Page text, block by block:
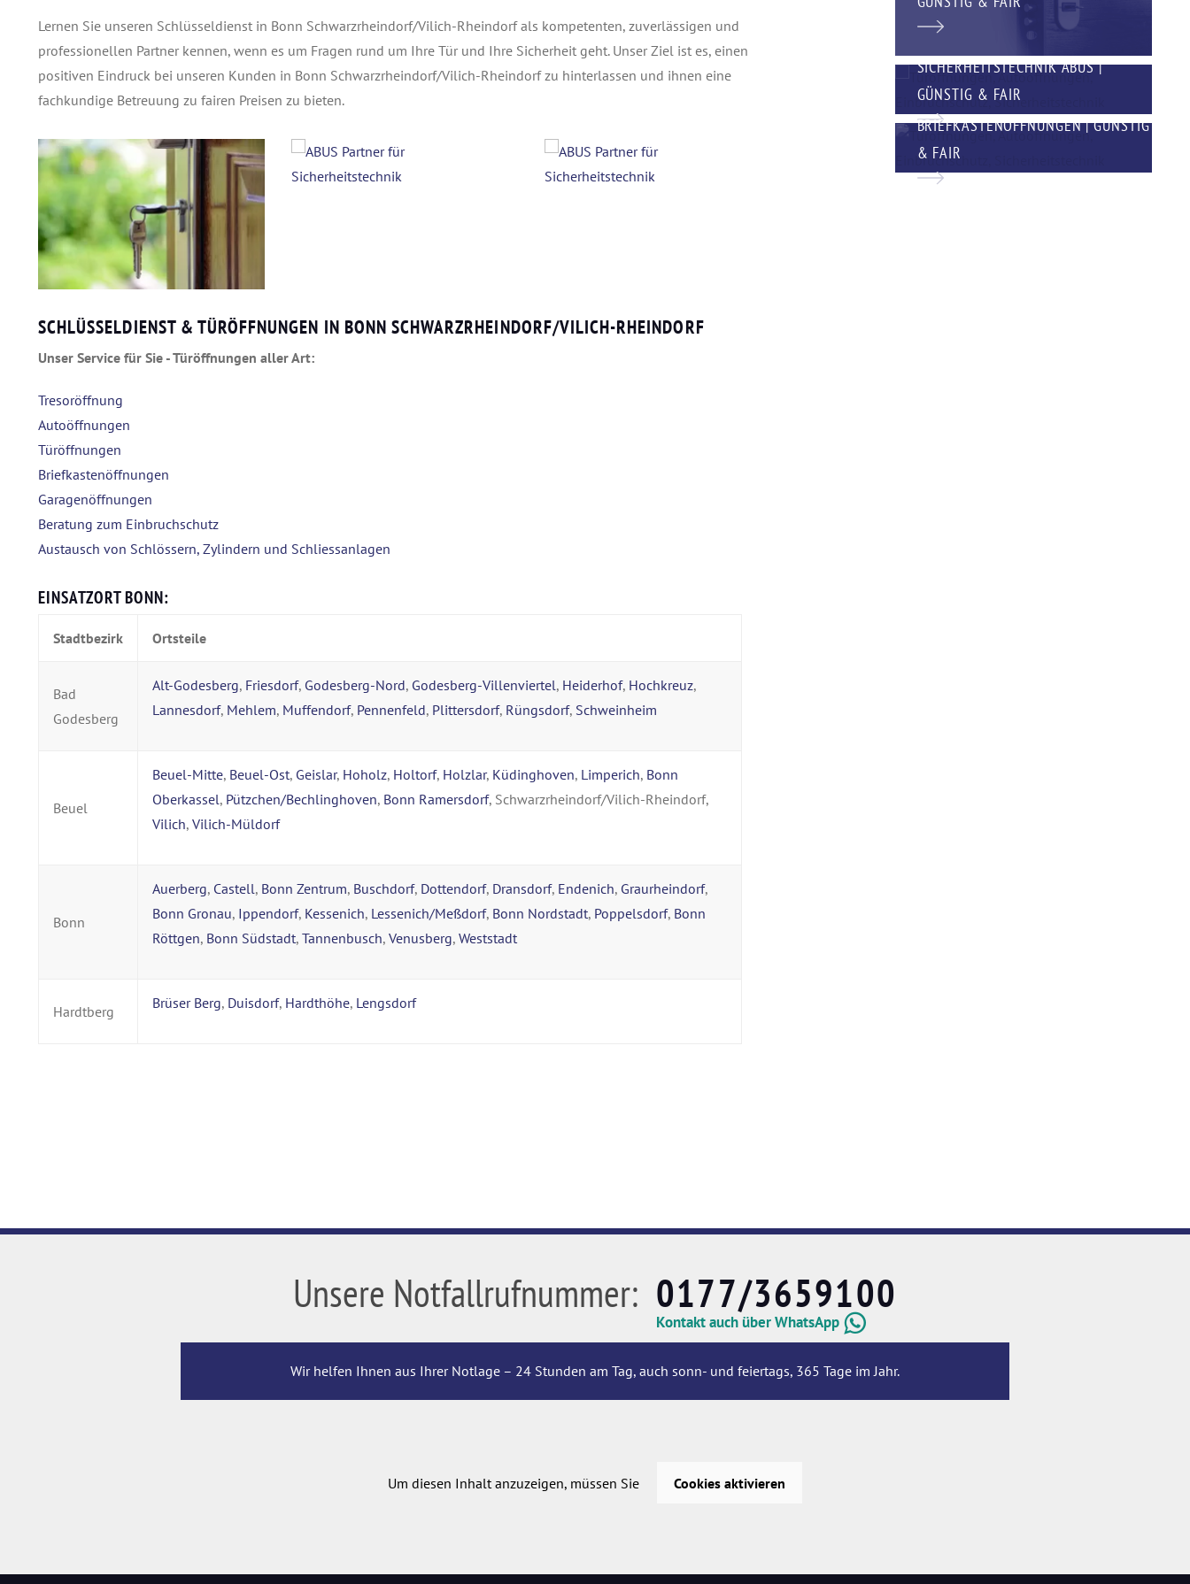
Lernen Sie unseren Schlüsseldienst in Bonn Schwarzrheindorf/Vilich-Rheindorf als kompetenten, zuverlässigen und
professionellen Partner kennen, wenn es um Fragen rund um Ihre Tür und Ihre Sicherheit geht. Unser Ziel ist es, einen
positiven Eindruck bei unseren Kunden in Bonn Schwarzrheindorf/Vilich-Rheindorf zu hinterlassen und ihnen eine
fachkundige Betreuung zu fairen Preisen zu bieten.
SCHLÜSSELDIENST & TÜRÖFFNUNGEN IN BONN SCHWARZRHEINDORF/VILICH-RHEINDORF
Unser Service für Sie - Türöffnungen aller Art:
Tresoröffnung
Autoöffnungen
Türöffnungen
Briefkastenöffnungen
Garagenöffnungen
Beratung zum Einbruchschutz
Austausch von Schlössern, Zylindern und Schliessanlagen
EINSATZORT BONN:
Stadtbezirk Ortsteile
Bad
Godesberg
Alt-Godesberg, Friesdorf, Godesberg-Nord, Godesberg-Villenviertel, Heiderhof, Hochkreuz,
Lannesdorf, Mehlem, Muffendorf, Pennenfeld, Plittersdorf, Rüngsdorf, Schweinheim
Beuel
Beuel-Mitte, Beuel-Ost, Geislar, Hoholz, Holtorf, Holzlar, Küdinghoven, Limperich, Bonn
Oberkassel, Pützchen/Bechlinghoven, Bonn Ramersdorf, Schwarzrheindorf/Vilich-Rheindorf,
Vilich, Vilich-Müldorf
Bonn
Auerberg, Castell, Bonn Zentrum, Buschdorf, Dottendorf, Dransdorf, Endenich, Graurheindorf,
Bonn Gronau, Ippendorf, Kessenich, Lessenich/Meßdorf, Bonn Nordstadt, Poppelsdorf, Bonn
Röttgen, Bonn Südstadt, Tannenbusch, Venusberg, Weststadt
Hardtberg Brüser Berg, Duisdorf, Hardthöhe, Lengsdorf
SICHERHEITSTECHNIK ABUS |
GÜNSTIG & FAIR
BRIEFKASTENÖFFNUNGEN | GÜNSTIG
& FAIR
Unsere Notfallrufnummer: 0177/3659100
Kontakt auch über WhatsApp
Wir helfen Ihnen aus Ihrer Notlage – 24 Stunden am Tag, auch sonn- und feiertags, 365 Tage im Jahr.
Um diesen Inhalt anzuzeigen, müssen Sie Cookies aktivieren